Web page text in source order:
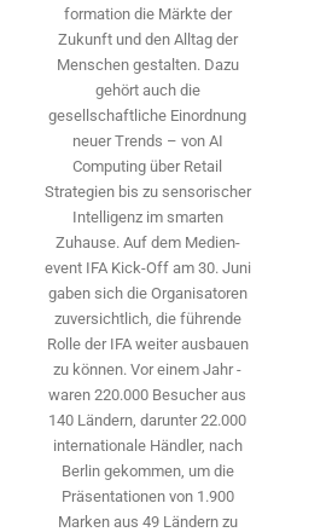
formation die Märkte der
Zukunft und den Alltag der
Menschen gestalten. Dazu
gehört auch die
gesellschaftliche Einordnung
neuer Trends – von AI
Computing über Retail
Strategien bis zu sensorischer
Intelligenz im smarten
Zuhause. Auf dem Medien­
event IFA Kick-Off am 30. Juni
gaben sich die Organisatoren
zuversichtlich, die führende
Rolle der IFA weiter ausbauen
zu können. Vor einem Jahr ­
waren 220.000 Besucher aus
140 ­Ländern, ­darunter 22.000
internationale Händler, nach
Berlin gekommen, um die
Präsen­tationen von 1.900
Marken aus 49 Ländern zu